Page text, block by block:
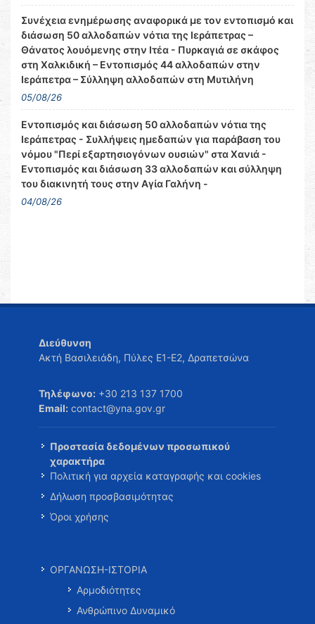
Συνέχεια ενημέρωσης αναφορικά με τον εντοπισμό και
διάσωση 50 αλλοδαπών νότια της Ιεράπετρας –
Θάνατος λουόμενης στην Ιτέα - Πυρκαγιά σε σκάφος
στη Χαλκιδική – Εντοπισμός 44 αλλοδαπών στην
Ιεράπετρα – Σύλληψη αλλοδαπών στη Μυτιλήνη
05/08/26
Εντοπισμός και διάσωση 50 αλλοδαπών νότια της
Ιεράπετρας - Συλλήψεις ημεδαπών για παράβαση του
νόμου "Περί εξαρτησιογόνων ουσιών" στα Χανιά -
Εντοπισμός και διάσωση 33 αλλοδαπών και σύλληψη
του διακινητή τους στην Αγία Γαλήνη -
04/08/26
Διεύθυνση
Ακτή Βασιλειάδη, Πύλες Ε1-Ε2, Δραπετσώνα
Τηλέφωνο: +30 213 137 1700
Email: contact@yna.gov.gr
Προστασία δεδομένων προσωπικού
χαρακτήρα
Πολιτική για αρχεία καταγραφής και cookies
Δήλωση προσβασιμότητας
Όροι χρήσης
ΟΡΓΑΝΩΣΗ-ΙΣΤΟΡΙΑ
Αρμοδιότητες
Ανθρώπινο Δυναμικό